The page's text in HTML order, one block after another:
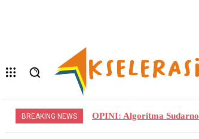
BREAKING NEWS OPINI: Algoritma Sudarno